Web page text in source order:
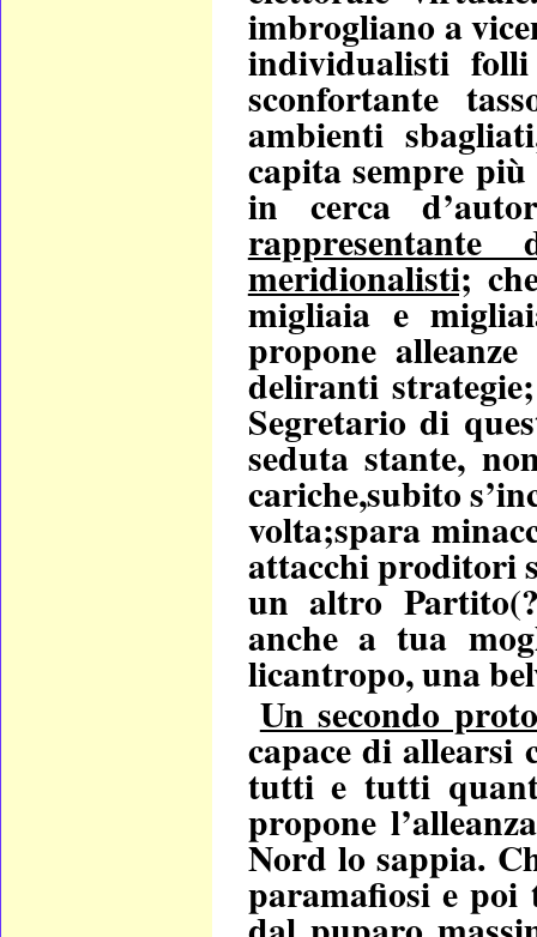
imbrogliano a
individualisti
sconfortante
ambienti
capita sempre
in cerca
meridionalisti;
migliaia e
propone alleanze
deliranti
Segretario di
seduta stante,
cariche,subito
volta;spara
attacchi proditori
un altro
anche a tua
licantropo, una
Un secondo
capace di allearsi
tutti e tutti
propone
Nord lo sappia.
paramafiosi e poi